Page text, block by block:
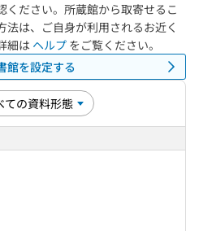
ください。所蔵館から取寄せるこ
法は、ご自身が利用されるお近く
細は ヘルプ をご覧ください。
館を設定する